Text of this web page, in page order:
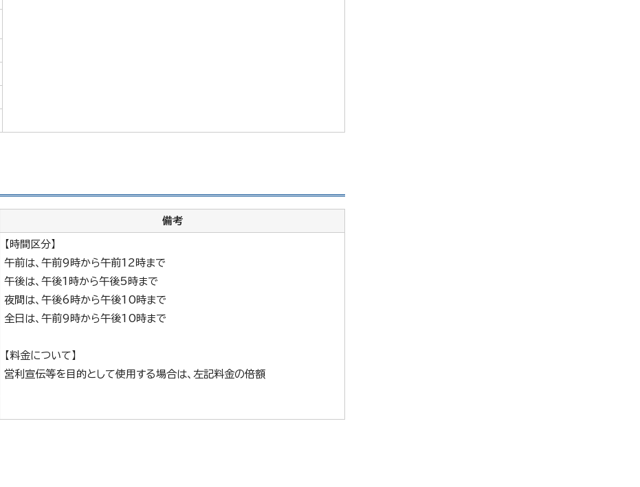
備考
【時間区分】
午前は、午前9時から午前12時まで
午後は、午後1時から午後5時まで
夜間は、午後6時から午後10時まで
全日は、午前9時から午後10時まで
【料金について】
営利宣伝等を目的として使用する場合は、左記料金の倍額